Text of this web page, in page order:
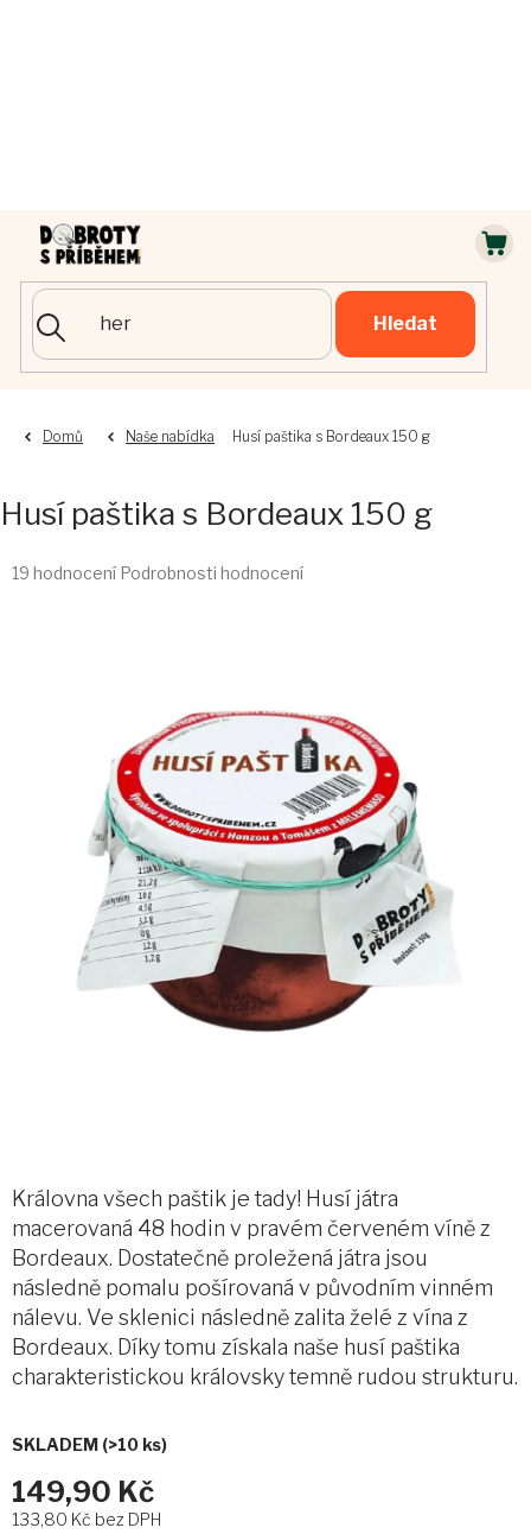
Hledat
Domů Naše nabídka Husí paštika s Bordeaux 150 g
Husí paštika s Bordeaux 150 g
hodnocení
19 hodnocení Podrobnosti hodnocení
149,90 Kč
133,80 Kč bez DPH
SKLADEM (>10 ks)
Královna všech paštik je tady! Husí játra
macerovaná 48 hodin v pravém červeném víně z
Bordeaux. Dostatečně proležená játra jsou
následně pomalu pošírovaná v původním vinném
nálevu. Ve sklenici následně zalita želé z vína z
Bordeaux. Díky tomu získala naše husí paštika
charakteristickou královsky temně rudou strukturu.